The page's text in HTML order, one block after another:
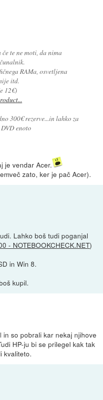
te ne moti, da nima
RAMa, osvetljena
itd.
12€)
300€ rezerve...in lahko za
enoto
je vendar Acer.
zato, ker je pač Acer).
Lahko boš tudi poganjal
- NOTEBOOKCHECK.NET)
in Win 8.
kupil.
so pobrali kar nekaj njihove
HP-ju bi se prilegel kak tak
kvaliteto.